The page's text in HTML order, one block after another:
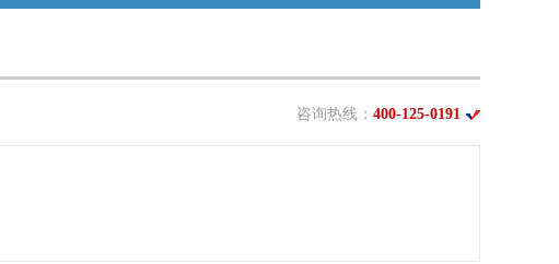
咨询热线： 400-125-0191